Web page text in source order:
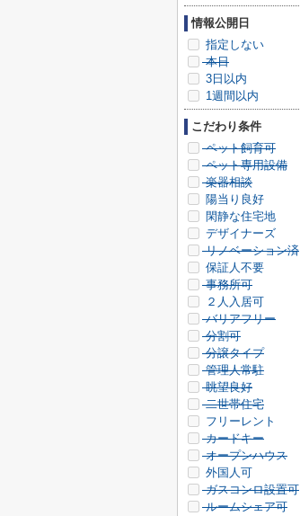
情報公開日
指定しない
本日
3日以内
1週間以内
こだわり条件
ペット飼育可
ペット専用設備
楽器相談
陽当り良好
閑静な住宅地
デザイナーズ
リノベーション済
保証人不要
事務所可
２人入居可
バリアフリー
分割可
分譲タイプ
管理人常駐
眺望良好
二世帯住宅
フリーレント
カードキー
オープンハウス
外国人可
ガスコンロ設置可
ルームシェア可